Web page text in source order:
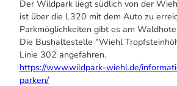
Der Wildpark liegt südlich von der
ist über die L320 mit dem Auto zu
Parkmöglichkeiten gibt es am
Die Bushaltestelle "Wiehl
Linie 302 angefahren.
https://www.wildpark-wiehl.de/
parken/